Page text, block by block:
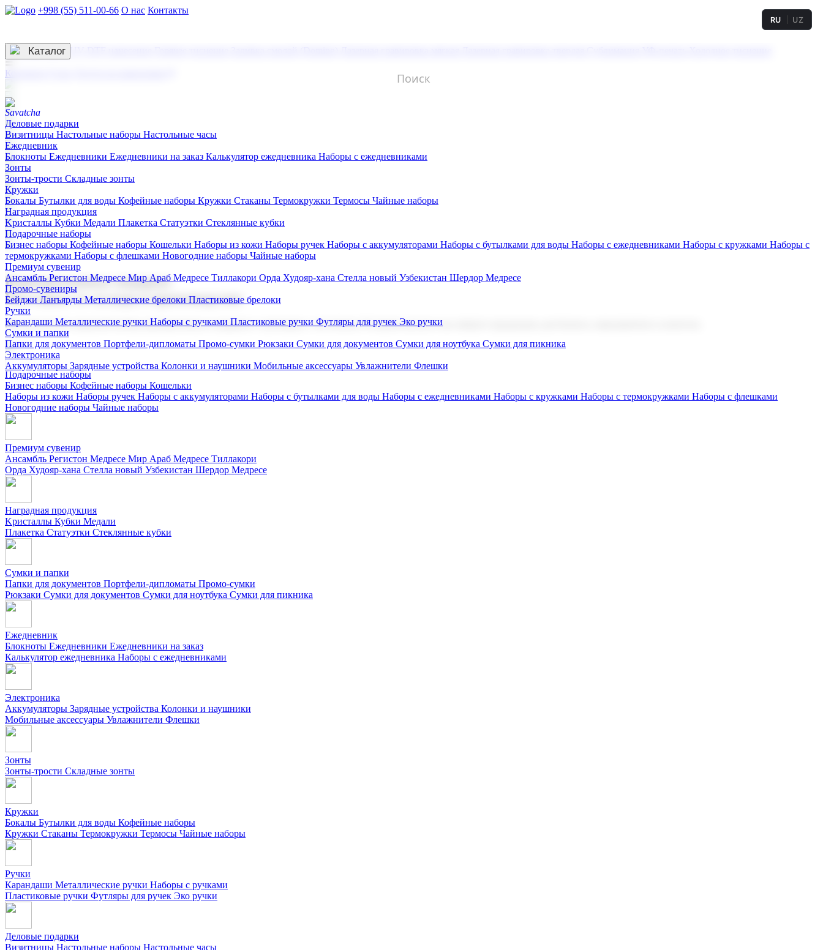
+998 (55) 511-00-66 О нас Контакты
3D гравировка
RU UZ
☰
Контакты
Каталог
Деловые подарки
Визитницы Настольные наборы Настольные часы
Ежедневник
Блокноты Ежедневники Ежедневники на заказ Калькулятор ежедневника Наборы с ежедневниками
Зонты
Зонты-трости Складные зонты
Кружки
Бокалы Бутылки для воды Кофейные наборы Кружки Стаканы Термокружки Термосы Чайные наборы
Наградная продукция
Kристаллы Кубки Медали Плакетка Статуэтки Стеклянные кубки
Подарочные наборы
Бизнес наборы Кофейные наборы Кошельки Наборы из кожи Наборы ручек Наборы с аккумуляторами Наборы с бутылками для воды Наборы с ежедневниками Наборы с кружками Наборы с
термокружками Наборы с флешками Новогодние наборы Чайные наборы
Премиум сувенир
Ансамбль Регистон Медресе Мир Араб Медресе Тиллакори Орда Худояр-хана Стелла новый Узбекистан Шердор Медресе
Промо-сувениры
Бейджи Ланъярды Металлические брелоки Пластиковые брелоки
Ручки
Карандаши Металлические ручки Наборы с ручками Пластиковые ручки Футляры для ручек Эко ручки
Сумки и папки
Папки для документов Портфели-дипломаты Промо-сумки Рюкзаки Сумки для документов Сумки для ноутбука Сумки для пикника
Электроника
Аккумуляторы Зарядные устройства Колонки и наушники Мобильные аксессуары Увлажнители Флешки
Корпоративные подарки
Поставка со склада и производство
Мы предлагаем широкий выбор корпоративных подарков и сувениров с логотипом. В нашем каталоге вы найдете продукцию для бизнеса, мероприятия и клиентов.
Подарочные наборы
Бизнес наборы Кофейные наборы Кошельки
Наборы из кожи Наборы ручек Наборы с аккумуляторами Наборы с бутылками для воды Наборы с ежедневниками Наборы с кружками Наборы с термокружками Наборы с флешками
Новогодние наборы Чайные наборы
Премиум сувенир
Ансамбль Регистон Медресе Мир Араб Медресе Тиллакори
Орда Худояр-хана Стелла новый Узбекистан Шердор Медресе
Наградная продукция
Kристаллы Кубки Медали
Плакетка Статуэтки Стеклянные кубки
Сумки и папки
Папки для документов Портфели-дипломаты Промо-сумки
Рюкзаки Сумки для документов Сумки для ноутбука Сумки для пикника
Ежедневник
Блокноты Ежедневники Ежедневники на заказ
Калькулятор ежедневника Наборы с ежедневниками
Электроника
Аккумуляторы Зарядные устройства Колонки и наушники
Мобильные аксессуары Увлажнители Флешки
Зонты
Зонты-трости Складные зонты
Кружки
Бокалы Бутылки для воды Кофейные наборы
Кружки Стаканы Термокружки Термосы Чайные наборы
Ручки
Карандаши Металлические ручки Наборы с ручками
Пластиковые ручки Футляры для ручек Эко ручки
Деловые подарки
Визитницы Настольные наборы Настольные часы